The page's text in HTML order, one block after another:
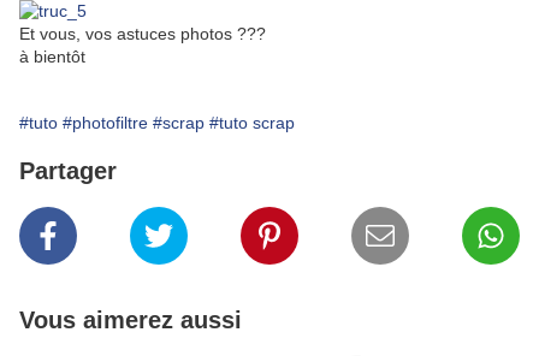
Et vous, vos astuces photos ???
à bientôt
#tuto #photofiltre #scrap #tuto scrap
Partager
Vous aimerez aussi